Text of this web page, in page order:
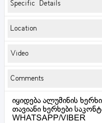
Specific Details
Location
Video
Comments
იყიდება ალუმინის
თავიანი ხერხები
WHATSAPP/VIBER